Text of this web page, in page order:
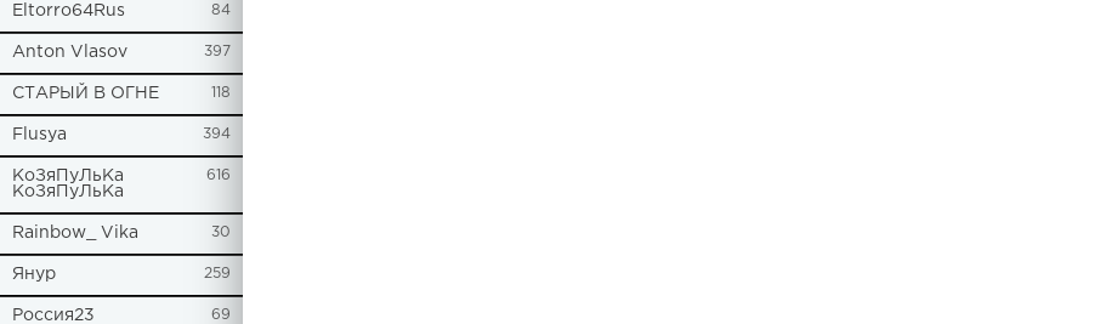
Eltorro64Rus 84
Anton Vlasov 397
СТАРЫЙ В ОГНЕ 118
Flusya 394
КоЗяПуЛьКа
КоЗяПуЛьКа
616
Rainbow_ Vika 30
Янур 259
Россия23 69